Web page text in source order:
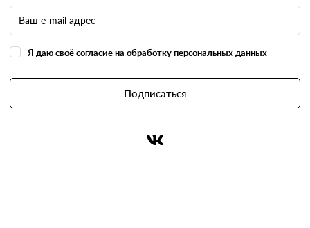
Я даю своё согласие на обработку персональных данных
Подписаться